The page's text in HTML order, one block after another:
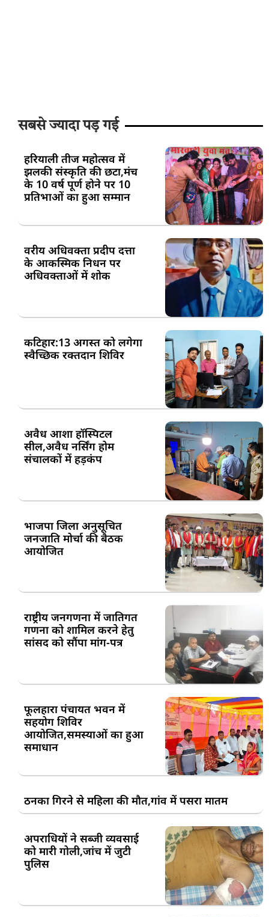
सबसे ज्यादा पड़ गई
हरियाली तीज महोत्सव में
झलकी संस्कृति की छटा,मंच
के 10 वर्ष पूर्ण होने पर 10
प्रतिभाओं का हुआ सम्मान
वरीय अधिवक्ता प्रदीप दत्ता
के आकस्मिक निधन पर
अधिवक्ताओं में शोक
कटिहार:13 अगस्त को लगेगा
स्वैच्छिक रक्तदान शिविर
अवैध आशा हॉस्पिटल
सील,अवैध नर्सिंग होम
संचालकों में हड़कंप
भाजपा जिला अनुसूचित
जनजाति मोर्चा की बैठक
आयोजित
राष्ट्रीय जनगणना में जातिगत
गणना को शामिल करने हेतु
सांसद को सौंपा मांग-पत्र
फूलहारा पंचायत भवन में
सहयोग शिविर
आयोजित,समस्याओं का हुआ
समाधान
ठनका गिरने से महिला की मौत,गांव में पसरा मातम
अपराधियों ने सब्जी व्यवसाई
को मारी गोली,जांच में जुटी
पुलिस